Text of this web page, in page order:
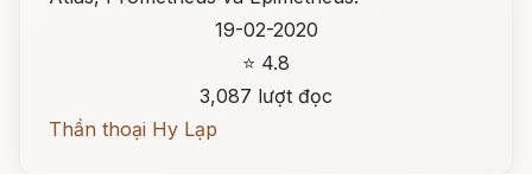
19-02-2020
⭐ 4.8
3,087 lượt đọc
Thần thoại Hy Lạp